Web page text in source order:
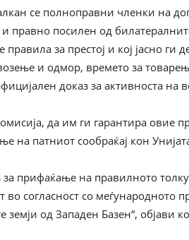
се полноправни членки на
правно посилен од
за престој и кој јасно ги
и одмор, времето за
доказ за активноста на
да им ги гарантира овие
на патниот сообраќај кон
прифаќање на правилното
во согласност со меѓународното
земји од Западен Базен“, објави